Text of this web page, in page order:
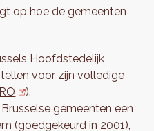
op hoe de gemeenten
Hoofdstedelijk
voor zijn volledige
).
gemeenten een
(goedgekeurd in 2001),